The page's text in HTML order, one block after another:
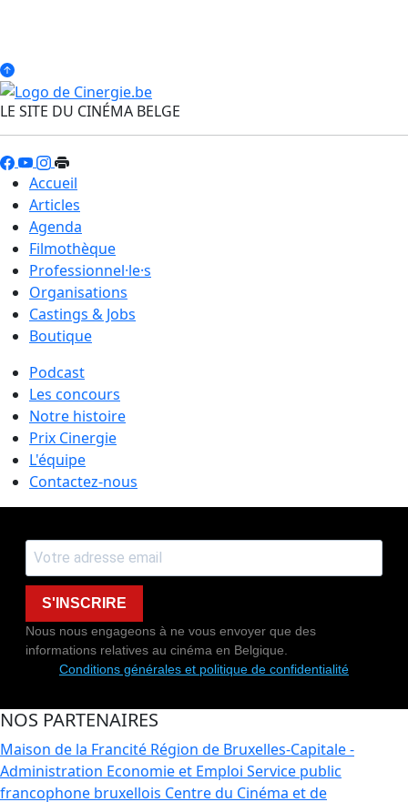
LE SITE DU CINÉMA BELGE
Accueil
Articles
Agenda
Filmothèque
Professionnel·le·s
Organisations
Castings & Jobs
Boutique
Podcast
Les concours
Notre histoire
Prix Cinergie
L'équipe
Contactez-nous
S'INSCRIRE
Nous nous engageons à ne vous envoyer que des
informations relatives au cinéma en Belgique.
Conditions générales et politique de confidentialité
NOS PARTENAIRES
Maison de la Francité Région de Bruxelles-Capitale -
Administration Economie et Emploi Service public
francophone bruxellois Centre du Cinéma et de